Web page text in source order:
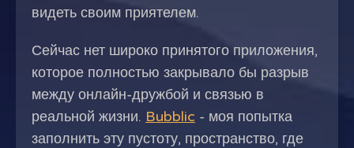
видеть своим приятелем.
Сейчас нет широко принятого приложения,
которое полностью закрывало бы разрыв
между онлайн-дружбой и связью в
реальной жизни. Bubblic - моя попытка
заполнить эту пустоту, пространство, где